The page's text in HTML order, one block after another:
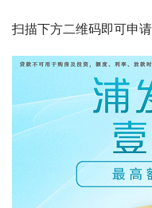
扫描下方二维码即可申请